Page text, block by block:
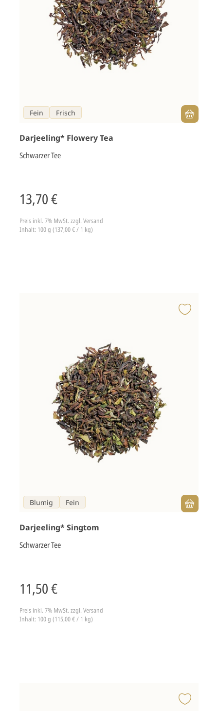
Fein Frisch
Darjeeling* Flowery Tea
Schwarzer Tee
13,70 €
Preis inkl. 7% MwSt. zzgl. Versand
Inhalt: 100 g (137,00 € / 1 kg)
Blumig Fein
Darjeeling* Singtom
Schwarzer Tee
11,50 €
Preis inkl. 7% MwSt. zzgl. Versand
Inhalt: 100 g (115,00 € / 1 kg)